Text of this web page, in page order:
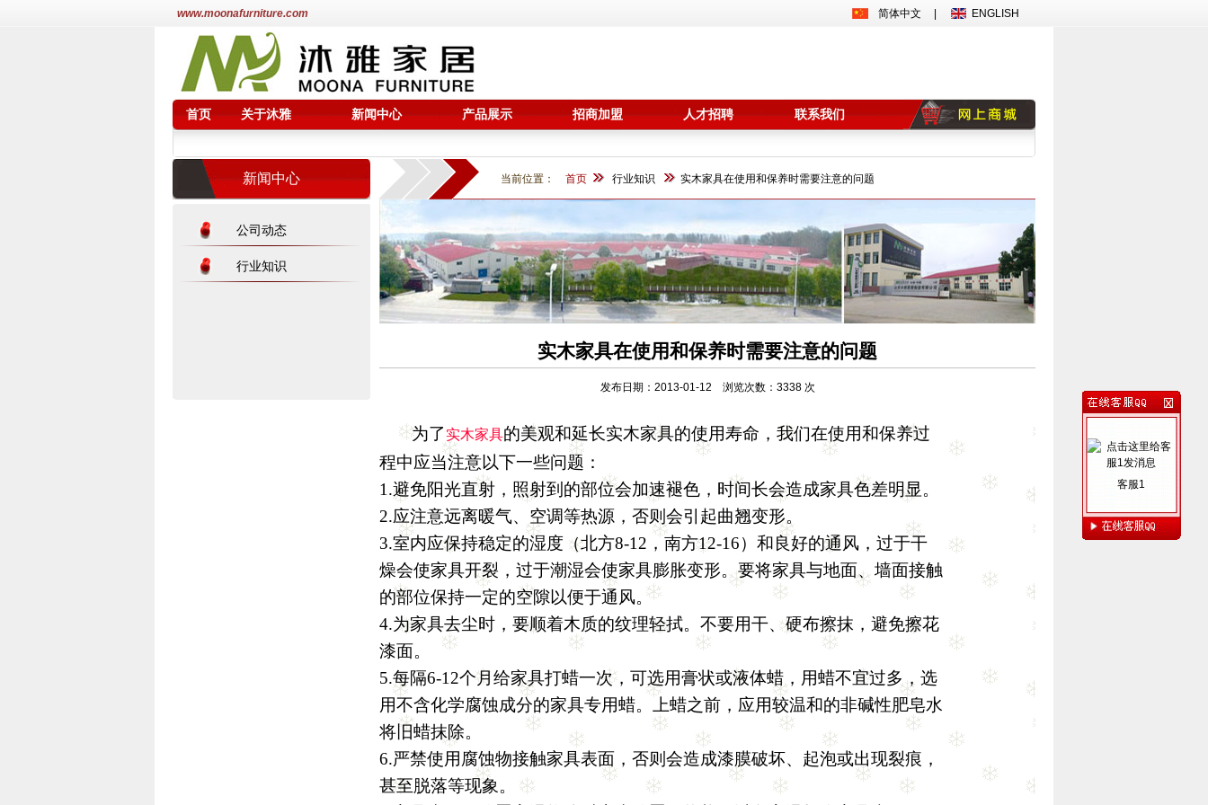
www.moonafurniture.com 简体中文 ENGLISH
首页 关于沐雅 新闻中心 产品展示 招商加盟 人才招聘 联系我们
新闻中心
公司动态
行业知识
当前位置： 首页 行业知识 实木家具在使用和保养时需要注意的问题
实木家具在使用和保养时需要注意的问题
发布日期：2013-01-12 浏览次数：3338 次
为了 实木家具的美观和延长实木家具的使用寿命，我们在使用和保养过
程中应当注意以下一些问题：
1.避免阳光直射，照射到的部位会加速褪色，时间长会造成家具色差明显。
2.应注意远离暖气、空调等热源，否则会引起曲翘变形。
3.室内应保持稳定的湿度（北方8-12 ，南方12-16）和良好的通风，过于干
燥会使家具开裂，过于潮湿会使家具膨胀变形。要将家具与地面、墙面接触
的部位保持一定的空隙以便于通风。
4.为家具去尘时，要顺着木质的纹理轻拭。不要用干、硬布擦抹，避免擦花
漆面。
5.每隔6-12个月给家具打蜡一次，可选用膏状或液体蜡，用蜡不宜过多，选
用不含化学腐蚀成分的家具专用蜡。上蜡之前，应用较温和的非碱性肥皂水
将旧蜡抹除。
6.严禁使用腐蚀物接触家具表面，否则会造成漆膜破坏、起泡或出现裂痕，
甚至脱落等现象。
客服1